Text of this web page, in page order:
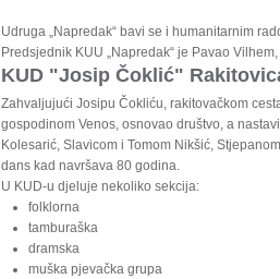
Udruga „Napredak“ bavi se i humanitarnim
Predsjednik KUU „Napredak“ je Pavao
KUD "Josip Čoklić"
Zahvaljujući Josipu Čokliću, rakitovačkom
gospodinom Venos, osnovao društvo, a
Kolesarić, Slavicom i Tomom Nikšić,
dans kad navršava 80 godina.
U KUD-u djeluje nekoliko sekcija:
folklorna
tamburaška
dramska
muška pjevačka grupa